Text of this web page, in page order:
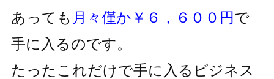
あっても 月々僅か￥６，６００円で
手に入るのです。
たったこれだけで手に入るビジネス